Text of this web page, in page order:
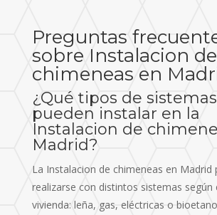
Preguntas
sobre Instalacion de
chimeneas en
¿Qué tipos de
pueden instalar en la
Instalacion de
Madrid?
La Instalacion de chimeneas en Madrid
realizarse con distintos sistemas según
vivienda: leña, gas, eléctricas o